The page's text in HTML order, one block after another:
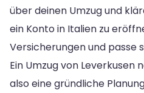
über deinen Umzug und
ein Konto in Italien zu
Versicherungen und passe
Ein Umzug von
also eine gründliche